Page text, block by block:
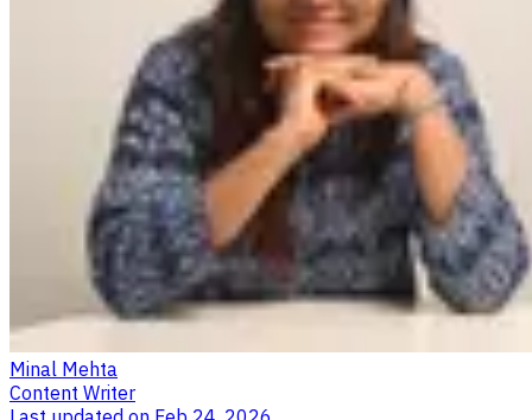
Minal Mehta
Content Writer